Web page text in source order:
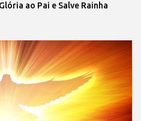
ao Pai e Salve Rainha